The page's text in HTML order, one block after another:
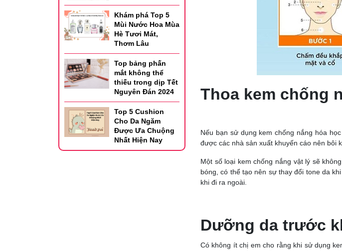
Thoa kem chống
Nếu bạn sử dụng kem chống nắng hóa
được các nhà sản xuất khuyến cáo nên bôi
Một số loại kem chống nắng vật lý sẽ
bóng, có thể tạo nên sự thay đổi tone da
khi đi ra ngoài.
Dưỡng da trước
Có không ít chị em cho rằng khi sử dụng
Khám phá Top 5
Mùi Nước Hoa Mùa
Hè Tươi Mát,
Thơm Lâu
Top bảng phấn
mắt không thể
thiếu trong dịp Tết
Nguyên Đán 2024
Top 5 Cushion
Cho Da Ngăm
Được Ưa Chuộng
Nhất Hiện Nay